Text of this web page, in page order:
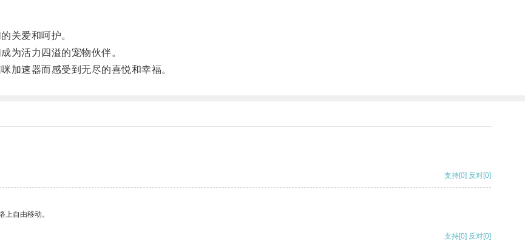
关爱和呵护。
活力四溢的宠物伙伴。
速器而感受到无尽的喜悦和幸福。
支持[0] 反对[0]
自由移动。
支持[0] 反对[0]